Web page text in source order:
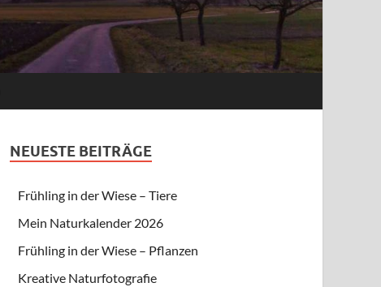
NEUESTE BEITRÄGE
Frühling in der Wiese – Tiere
Mein Naturkalender 2026
Frühling in der Wiese – Pflanzen
Kreative Naturfotografie